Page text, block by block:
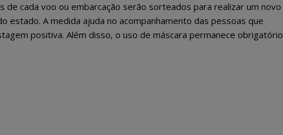
cada voo ou embarcação serão sorteados para realizar um novo
estado. A medida ajuda no acompanhamento das pessoas que
positiva. Além disso, o uso de máscara permanece obrigatório